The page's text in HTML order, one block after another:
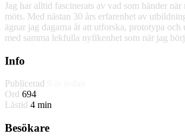
Jag har alltid fascinerats av vad som händer
möts. Med nästan 30 års erfarenhet av
ägnar jag dagarna åt att utforska, prototypa
med samma lekfulla nyfikenhet som när jag
Info
Publicerad
Ord 694
Lästid 4 min
Besökare